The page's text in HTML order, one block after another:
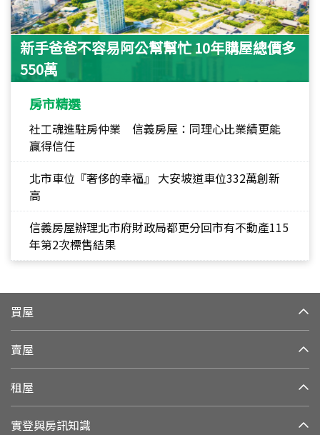
新手爸爸不容易阿公幫幫忙 10年購屋總價多
550萬
房市精選
社工魂進駐房仲業 信義房屋：同理心比業績更能
贏得信任
北市車位『奢侈的幸福』 大安坡道車位332萬創新
高
信義房屋辦理北市府財政局都更分回市有不動產115
年第2次標售結果
買屋
賣屋
租屋
實登與房訊知識